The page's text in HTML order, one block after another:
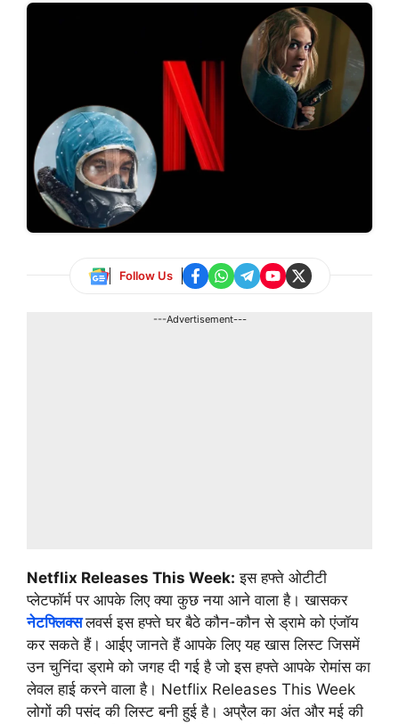
Follow Us
---Advertisement---
Netflix Releases This Week: इस हफ्ते ओटीटी
प्लेटफॉर्म पर आपके लिए क्या कुछ नया आने वाला है। खासकर
नेटफ्लिक्सलवर्स इस हफ्ते घर बैठे कौन-कौन से ड्रामे को एंजॉय
कर सकते हैं। आईए जानते हैं आपके लिए यह खास लिस्ट जिसमें
उन चुनिंदा ड्रामे को जगह दी गई है जो इस हफ्ते आपके रोमांस का
लेवल हाई करने वाला है। Netflix Releases This Week
लोगों की पसंद की लिस्ट बनी हुई है। अप्रैल का अंत और मई की